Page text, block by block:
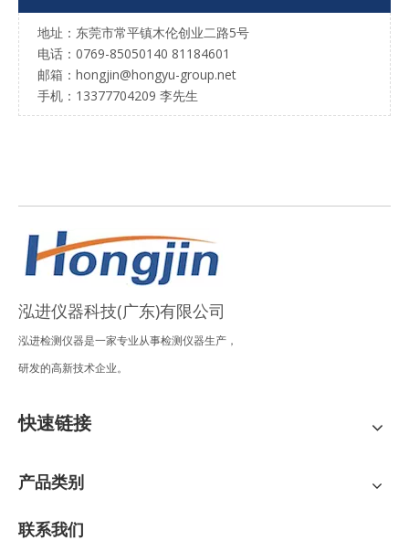
地址：东莞市常平镇木伦创业二路5号
电话：0769-85050140 81184601
邮箱：hongjin@hongyu-group.net
手机：13377704209 李先生
泓进仪器科技(广东)有限公司
泓进检测仪器是一家专业从事检测仪器生产，
研发的高新技术企业。
快速链接
产品类别
联系我们